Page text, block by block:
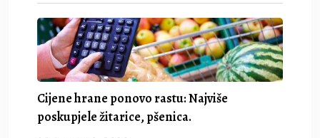
Cijene hrane ponovo rastu: Najviše
poskupjele žitarice, pšenica.